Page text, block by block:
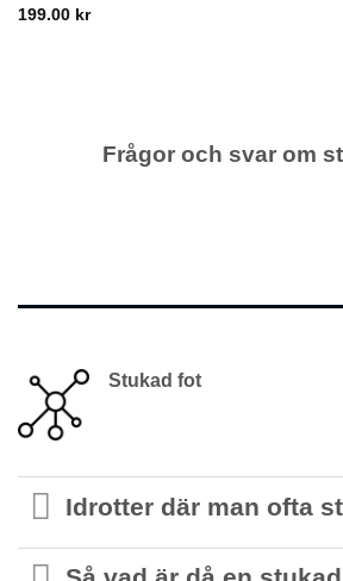
Betygsatt
199.00 kr
Frågor och svar om
Stukad fot
Idrotter där man ofta